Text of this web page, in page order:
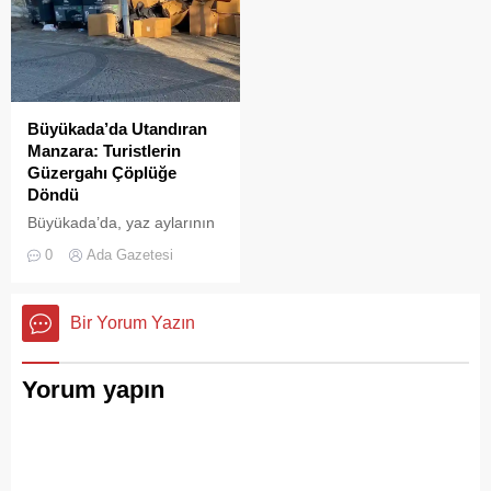
Büyükada’da Utandıran
Manzara: Turistlerin
Güzergahı Çöplüğe
Döndü
Büyükada’da, yaz aylarının
gelmesiyle birlikte artan
ziyaretçi yoğunluğu, temizlik
hizmetlerindeki aksaklıkları
bir kez daha gözler önüne
0 Ada Gazetesi
Bir Yorum Yazın
Yorum yapın